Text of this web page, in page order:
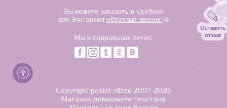
Вы можете заказать в удобное
для Вас время обратный звонок
Мы в социальных сетях:
Copyright postel-elit.ru 2007-2026
Магазин домашнего текстиля.